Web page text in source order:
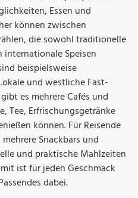
Essen und
können zwischen
die sowohl traditionelle
internationale Speisen
beispielsweise
und westliche Fast-
es mehrere Cafés und
Tee, Erfrischungsgetränke
können. Für Reisende
Snackbars und
und praktische Mahlzeiten
ist für jeden Geschmack
dabei.